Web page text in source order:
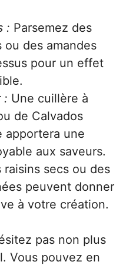
: Parsemez des
ou des amandes
pour un effet
: Une cuillère à
de Calvados
apportera une
aux saveurs.
raisins secs ou des
peuvent donner
à votre création.
pas non plus
Vous pouvez en